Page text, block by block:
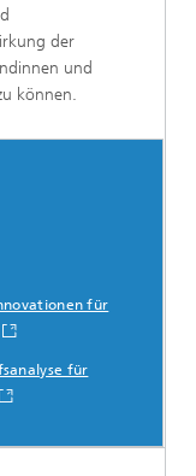
der
und
können.
für
für